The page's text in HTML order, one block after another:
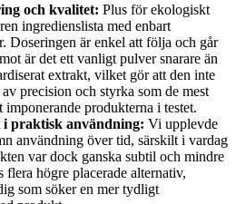
och kvalitet: Plus för ekologiskt
ingredienslista med enbart
Doseringen är enkel att följa och går
är det ett vanligt pulver snarare än
extrakt, vilket gör att den inte
precision och styrka som de mest
imponerande produkterna i testet.
i praktisk användning: Vi upplevde
användning över tid, särskilt i vardag
var dock ganska subtil och mindre
flera högre placerade alternativ,
som söker en mer tydligt